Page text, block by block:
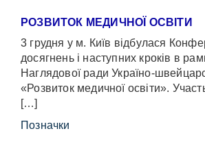
РОЗВИТОК МЕДИЧНОЇ ОСВІТИ
3 грудня у м. Київ відбулася
досягнень і наступних кроків в
Наглядової ради Україно-
«Розвиток медичної освіти».
[…]
Позначки